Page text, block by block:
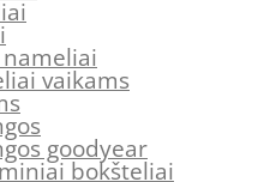
vaikams
goodyear
bokšteliai